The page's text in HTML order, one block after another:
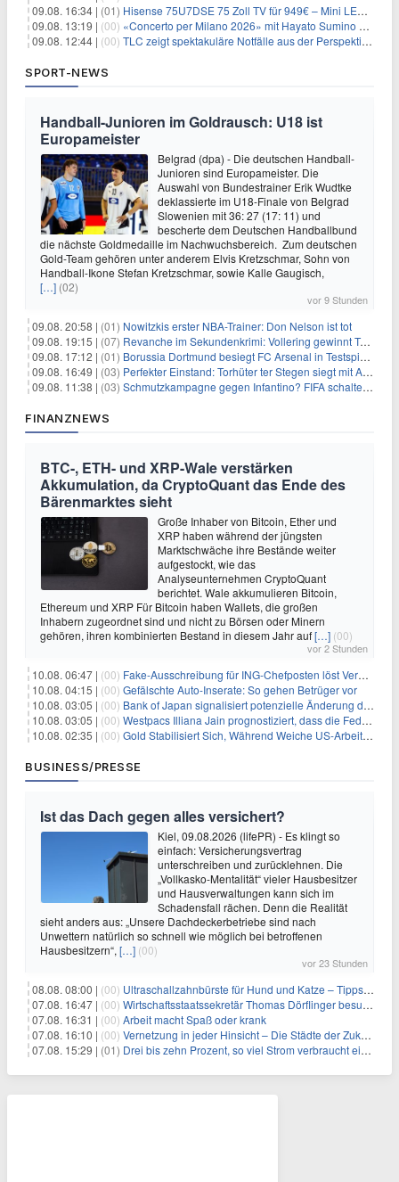
09.08. 16:34 | (01) Hisense 75U7DSE 75 Zoll TV für 949€ – Mini LED, 144Hz, 2026
09.08. 13:19 | (00) «Concerto per Milano 2026» mit Hayato Sumino kommt zu arte
09.08. 12:44 | (00) TLC zeigt spektakuläre Notfälle aus der Perspektive der Patienten
SPORT-NEWS
Handball-Junioren im Goldrausch: U18 ist
Europameister
Belgrad (dpa) - Die deutschen Handball-
Junioren sind Europameister. Die
Auswahl von Bundestrainer Erik Wudtke
deklassierte im U18-Finale von Belgrad
Slowenien mit 36: 27 (17: 11) und
bescherte dem Deutschen Handballbund
die nächste Goldmedaille im Nachwuchsbereich. Zum deutschen
Gold-Team gehören unter anderem Elvis Kretzschmar, Sohn von
Handball-Ikone Stefan Kretzschmar, sowie Kalle Gaugisch,
[…] (02)
vor 9 Stunden
09.08. 20:58 | (01) Nowitzkis erster NBA-Trainer: Don Nelson ist tot
09.08. 19:15 | (07) Revanche im Sekundenkrimi: Vollering gewinnt Tour
09.08. 17:12 | (01) Borussia Dortmund besiegt FC Arsenal in Testspiel mit 3:2
09.08. 16:49 | (03) Perfekter Einstand: Torhüter ter Stegen siegt mit Ajax
09.08. 11:38 | (03) Schmutzkampagne gegen Infantino? FIFA schaltet auf Angriff
FINANZNEWS
BTC-, ETH- und XRP-Wale verstärken
Akkumulation, da CryptoQuant das Ende des
Bärenmarktes sieht
Große Inhaber von Bitcoin, Ether und
XRP haben während der jüngsten
Marktschwäche ihre Bestände weiter
aufgestockt, wie das
Analyseunternehmen CryptoQuant
berichtet. Wale akkumulieren Bitcoin,
Ethereum und XRP Für Bitcoin haben Wallets, die großen
Inhabern zugeordnet sind und nicht zu Börsen oder Minern
gehören, ihren kombinierten Bestand in diesem Jahr auf[…] (00)
vor 2 Stunden
10.08. 06:47 | (00) Fake-Ausschreibung für ING-Chefposten löst Verwirrung aus
10.08. 04:15 | (00) Gefälschte Auto-Inserate: So gehen Betrüger vor
10.08. 03:05 | (00) Bank of Japan signalisiert potenzielle Änderung der Zinspolitik angesichts von Inflationsbedenken
10.08. 03:05 | (00) Westpacs Illiana Jain prognostiziert, dass die Fed die Zinssätze nach dem Arbeitsmarktbericht stabil halten wird
10.08. 02:35 | (00) Gold Stabilisiert Sich, Während Weiche US-Arbeitsmarktdaten Zinsängste Lindern
BUSINESS/PRESSE
Ist das Dach gegen alles versichert?
Kiel, 09.08.2026 (lifePR) - Es klingt so
einfach: Versicherungsvertrag
unterschreiben und zurücklehnen. Die
„Vollkasko-Mentalität“ vieler Hausbesitzer
und Hausverwaltungen kann sich im
Schadensfall rächen. Denn die Realität
sieht anders aus: „Unsere Dachdeckerbetriebe sind nach
Unwettern natürlich so schnell wie möglich bei betroffenen
Hausbesitzern“, […] (00)
vor 23 Stunden
08.08. 08:00 | (00) Ultraschallzahnbürste für Hund und Katze – Tipps zur erfolgreichen Eingewöhnung
07.08. 16:47 | (00) Wirtschaftsstaatssekretär Thomas Dörflinger besucht Handwerksbetrieb im Kammerbezirk Freiburg
07.08. 16:31 | (00) Arbeit macht Spaß oder krank
07.08. 16:10 | (00) Vernetzung in jeder Hinsicht – Die Städte der Zukunft sind grün-blau
07.08. 15:29 | (01) Drei bis zehn Prozent, so viel Strom verbraucht ein Aufzug im Gebäude